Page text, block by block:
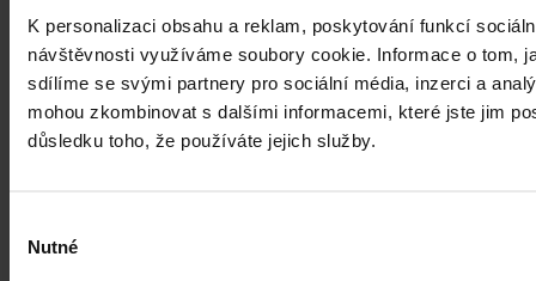
K personalizaci obsahu a reklam, poskytování funkcí
návštěvnosti využíváme soubory cookie. Informace o tom,
sdílíme se svými partnery pro sociální média, inzerci a
mohou zkombinovat s dalšími informacemi, které jste jim
důsledku toho, že používáte jejich služby.
souhlasu
Nutné